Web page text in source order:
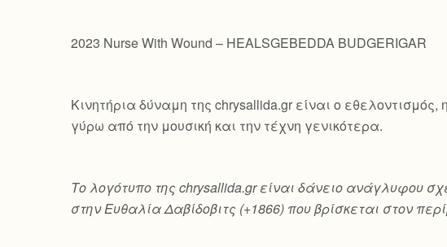
2023 Nurse With Wound – HEALSGEBEDDA BUDGERIGAR
Κινητήρια δύναμη της chrysallida.gr είναι ο
γύρω από την μουσική και την τέχνη γενικότερα.
Το λογότυπο της chrysallida.gr είναι δάνειο ανάγλυφου
στην Ευθαλία Δαβίδοβιτς (+1866) που βρίσκεται στον